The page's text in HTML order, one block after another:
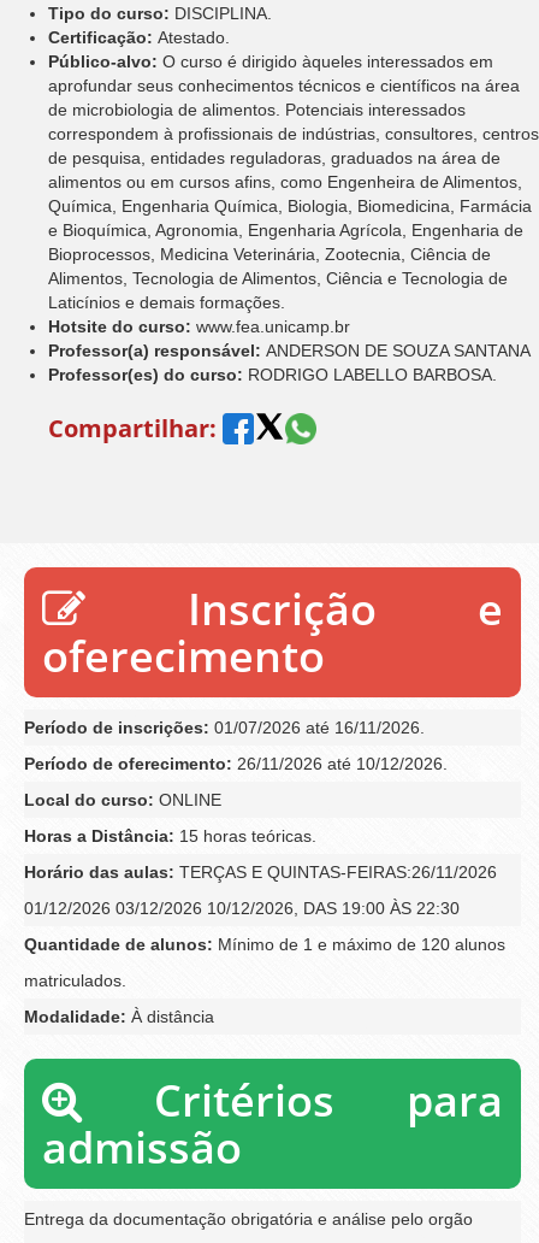
Tipo do curso: DISCIPLINA.
Certificação: Atestado.
Público-alvo: O curso é dirigido àqueles interessados em
aprofundar seus conhecimentos técnicos e científicos na área
de microbiologia de alimentos. Potenciais interessados
correspondem à profissionais de indústrias, consultores, centros
de pesquisa, entidades reguladoras, graduados na área de
alimentos ou em cursos afins, como Engenheira de Alimentos,
Química, Engenharia Química, Biologia, Biomedicina, Farmácia
e Bioquímica, Agronomia, Engenharia Agrícola, Engenharia de
Bioprocessos, Medicina Veterinária, Zootecnia, Ciência de
Alimentos, Tecnologia de Alimentos, Ciência e Tecnologia de
Laticínios e demais formações.
Hotsite do curso: www.fea.unicamp.br
Professor(a) responsável: ANDERSON DE SOUZA SANTANA
Professor(es) do curso: RODRIGO LABELLO BARBOSA.
Compartilhar:
Inscrição e
oferecimento
Período de inscrições: 01/07/2026 até 16/11/2026.
Período de oferecimento: 26/11/2026 até 10/12/2026.
Local do curso: ONLINE
Horas a Distância: 15 horas teóricas.
Horário das aulas: TERÇAS E QUINTAS-FEIRAS:26/11/2026
01/12/2026 03/12/2026 10/12/2026, DAS 19:00 ÀS 22:30
Quantidade de alunos: Mínimo de 1 e máximo de 120 alunos
matriculados.
Modalidade: À distância
Critérios para
admissão
Entrega da documentação obrigatória e análise pelo orgão